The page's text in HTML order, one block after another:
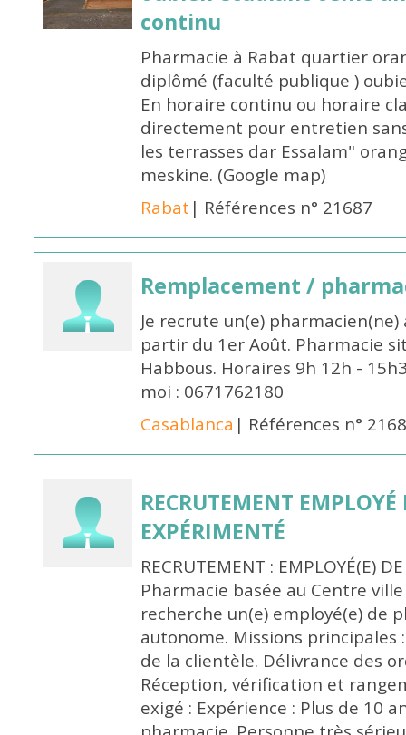
continu
Pharmacie à Rabat quartier
diplômé (faculté publique )
En horaire continu ou horaire
directement pour entretien
les terrasses dar Essalam"
meskine. (Google map)
Rabat | Références n° 21687
Remplacement /
Je recrute un(e)
partir du 1er Août. Pharmacie
Habbous. Horaires 9h 12h -
moi : 0671762180
Casablanca | Références n°
RECRUTEMENT
EXPÉRIMENTÉ
RECRUTEMENT : EMPLOYÉ(E)
Pharmacie basée au Centre ville
recherche un(e) employé(e) de
autonome. Missions principales
de la clientèle. Délivrance des
Réception, vérification et
exigé : Expérience : Plus de 10